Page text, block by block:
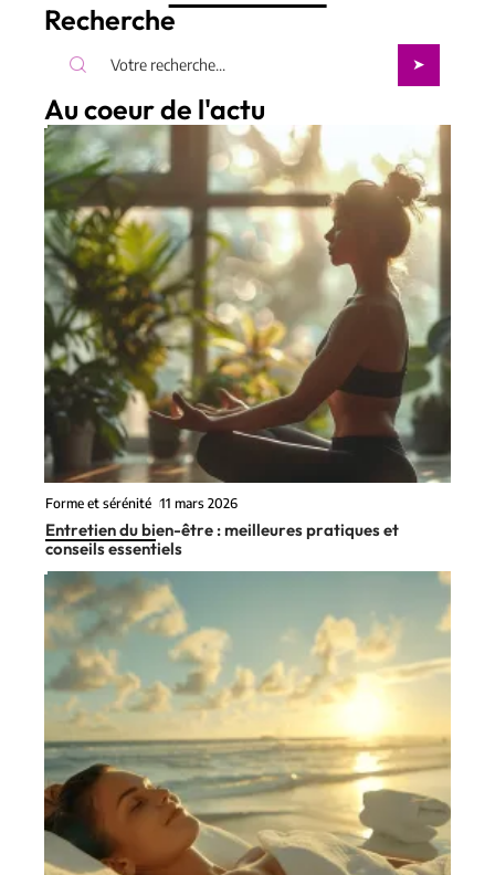
Recherche
Au coeur de l'actu
Forme et sérénité 11 mars 2026
Entretien du bien-être : meilleures pratiques et
conseils essentiels